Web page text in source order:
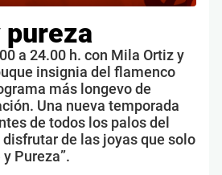
pureza
a 24.00 h. con Mila Ortiz y
insignia del flamenco
más longevo de
Una nueva temporada
de todos los palos del
de las joyas que solo
Pureza”.